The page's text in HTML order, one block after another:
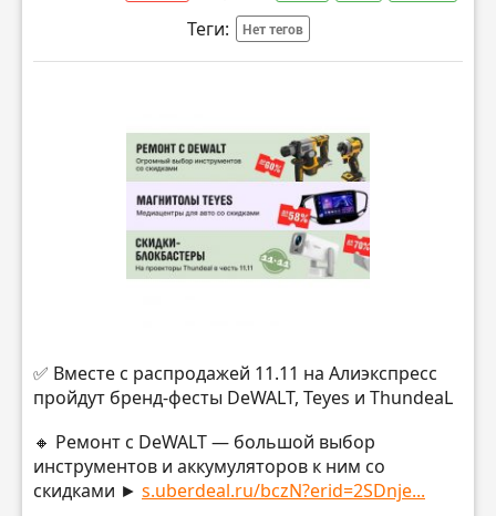
Теги: Нет тегов
✅ Вместе с распродажей 11.11 на Алиэкспресс
пройдут бренд-фесты DeWALT, Teyes и ThundeaL
🔸 Ремонт с DeWALT — большой выбор
инструментов и аккумуляторов к ним со
скидками ► s.uberdeal.ru/bczN?erid=2SDnje...